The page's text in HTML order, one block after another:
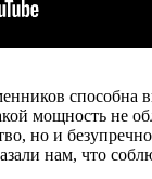
способна
мощность не
но и
нам, что